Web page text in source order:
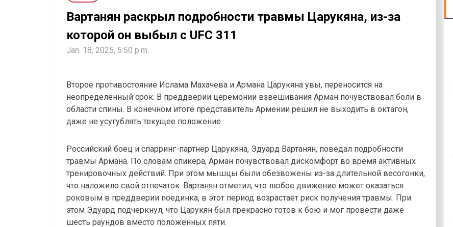
Вартанян раскрыл подробности травмы Царукяна, из-за
которой он выбыл с UFC 311
Jan. 18, 2025, 5:50 p.m.
Второе противостояние Ислама Махачева и Армана Царукяна увы, переносится на
неопределённый срок. В преддверии церемонии взвешивания Арман почувствовал боли в
области спины. В конечном итоге представитель Армении решил не выходить в октагон,
даже не усугублять текущее положение.
Российский боец и спарринг-партнёр Царукяна, Эдуард Вартанян, поведал подробности
травмы Армана. По словам спикера, Арман почувствовал дискомфорт во время активных
тренировочных действий. При этом мышцы были обезвожены из-за длительной весогонки,
что наложило свой отпечаток. Вартанян отметил, что любое движение может оказаться
роковым в преддверии поединка, в этот период возрастает риск получения травмы. При
этом Эдуард подчеркнул, что Царукян был прекрасно готов к бою и мог провести даже
шесть раундов вместо положенных пяти.